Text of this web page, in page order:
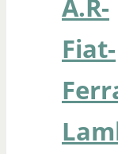
A.R-
Fiat-